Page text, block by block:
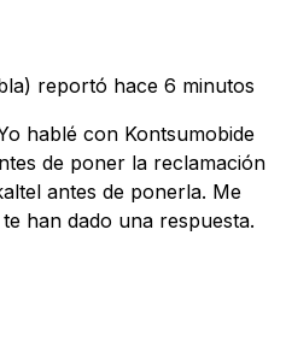
reportó hace 6 minutos
hablé con Kontsumobide
de poner la reclamación
antes de ponerla. Me
han dado una respuesta.